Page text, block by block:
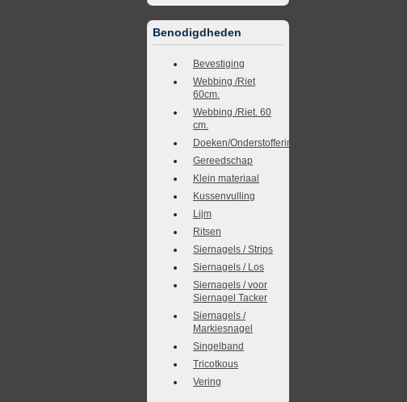
Benodigdheden
Bevestiging
Webbing /Riet
60cm.
Webbing /Riet. 60
cm.
Doeken/Onderstoffering
Gereedschap
Klein materiaal
Kussenvulling
Lijm
Ritsen
Siernagels / Strips
Siernagels / Los
Siernagels / voor
Siernagel Tacker
Siernagels /
Markiesnagel
Singelband
Tricotkous
Vering